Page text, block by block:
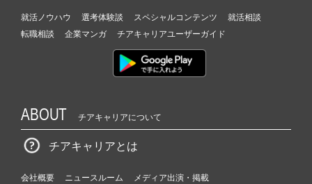
就活ノウハウ 選考体験談 スペシャルコンテンツ
就活相談
転職相談
企業マンガ チアキャリアユーザーガイド
ABOUT チアキャリアについて
チアキャリアとは
会社概要 ニュースルーム
メディア出演・掲載